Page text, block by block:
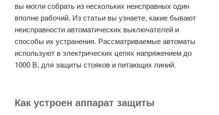
вы могли собрать из нескольких неисправных один
вполне рабочий. Из статьи вы узнаете, какие бывают
неисправности автоматических выключателей и
способы их устранения. Рассматриваемые автоматы
используют в электрических цепях напряжением до
1000 В, для защиты стояков и питающих линий.
Как устроен аппарат защиты